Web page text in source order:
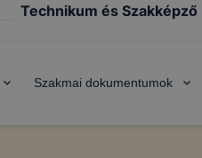
Technikum és Szakképző
Szakmai dokumentumok